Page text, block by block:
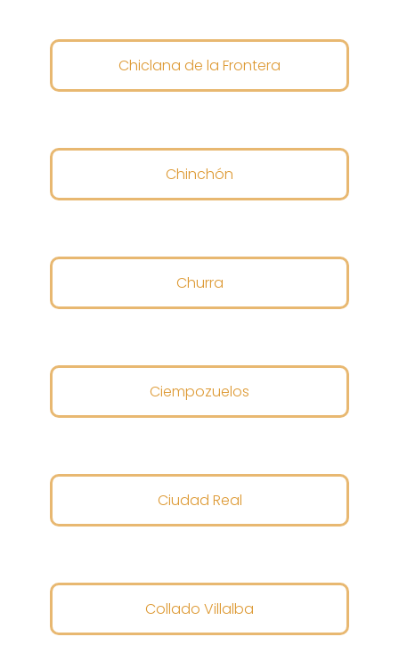
Chiclana de la Frontera
Chinchón
Churra
Ciempozuelos
Ciudad Real
Collado Villalba